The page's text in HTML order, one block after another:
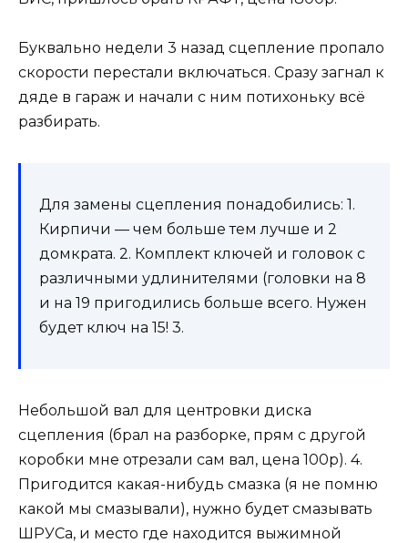
Буквально недели 3 назад сцепление пропало
скорости перестали включаться. Сразу загнал к
дяде в гараж и начали с ним потихоньку всё
разбирать.
Для замены сцепления понадобились: 1.
Кирпичи — чем больше тем лучше и 2
домкрата. 2. Комплект ключей и головок с
различными удлинителями (головки на 8
и на 19 пригодились больше всего. Нужен
будет ключ на 15! 3.
Небольшой вал для центровки диска
сцепления (брал на разборке, прям с другой
коробки мне отрезали сам вал, цена 100р). 4.
Пригодится какая-нибудь смазка (я не помню
какой мы смазывали), нужно будет смазывать
ШРУСа, и место где находится выжимной